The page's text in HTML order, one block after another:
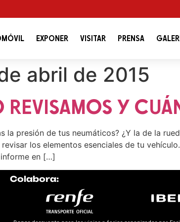
EXPONER VISITAR PRENSA
abril de 2015
REVISAMOS Y
la presión de tus neumáticos? ¿Y la de la
los elementos esenciales de tu
en […]
Colabora: